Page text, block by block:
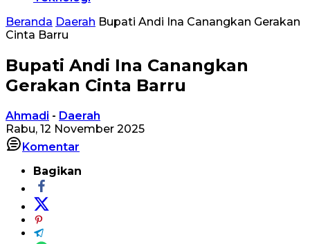
Beranda Daerah Bupati Andi Ina Canangkan Gerakan
Cinta Barru
Bupati Andi Ina Canangkan
Gerakan Cinta Barru
Ahmadi - Daerah
Rabu, 12 November 2025
Komentar
Bagikan